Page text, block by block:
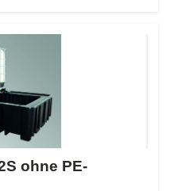
ohne PE-